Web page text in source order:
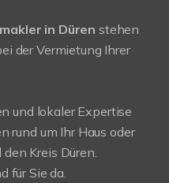
in Düren stehen
der Vermietung Ihrer
und lokaler Expertise
rund um Ihr Haus oder
Kreis Düren.
für Sie da.